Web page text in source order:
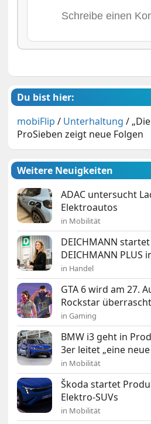
Du bist hier:
mobiFlip / Unterhaltung /
ProSieben zeigt neue Folgen
Weitere Neuigkeiten
ADAC untersucht
Elektroautos
in Mobilität
DEICHMANN
DEICHMANN PLUS
in Handel
GTA 6 wird am 27.
Rockstar
in Gaming
BMW i3 geht in
3er leitet „eine neue
in Mobilität
Škoda startet
Elektro-SUVs
in Mobilität